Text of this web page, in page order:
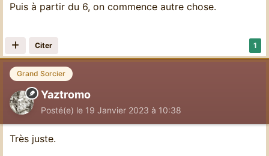
Puis à partir du 6, on commence autre chose.
1
Citer
Grand Sorcier
Yaztromo
Posté(e) le 19 Janvier 2023 à 10:38
Très juste.